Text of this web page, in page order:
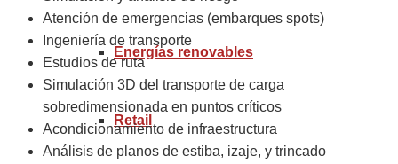
Energías renovables
Retail
Atención de emergencias (embarques spots)
Ingeniería de transporte
Estudios de ruta
Simulación 3D del transporte de carga
sobredimensionada en puntos críticos
Acondicionamiento de infraestructura
Análisis de planos de estiba, izaje, y trincado